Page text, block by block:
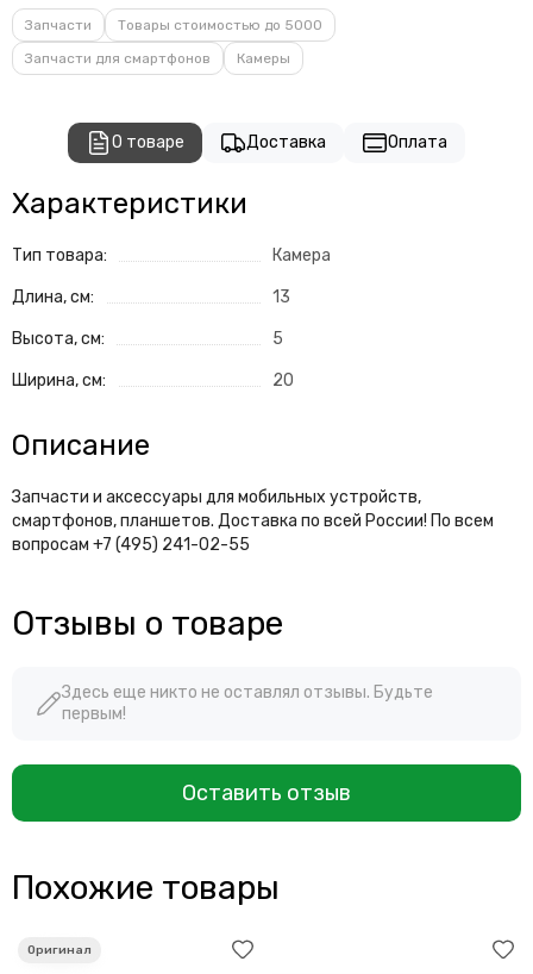
Запчасти
Товары стоимостью до 5000
Запчасти для смартфонов
Камеры
О товаре Доставка Оплата
Характеристики
Тип товара: Камера
Длина, см: 13
Высота, см: 5
Ширина, см: 20
Описание
Запчасти и аксессуары для мобильных устройств,
смартфонов, планшетов. Доставка по всей России! По всем
вопросам +7 (495) 241-02-55
Отзывы о товаре
Здесь еще никто не оставлял отзывы. Будьте
первым!
Оставить отзыв
Похожие товары